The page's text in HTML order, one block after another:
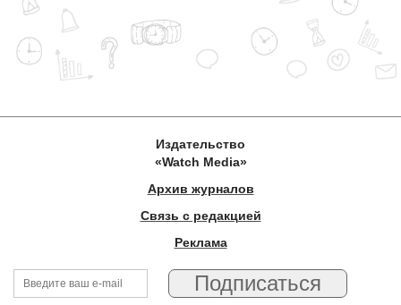
Издательство
«Watch Media»
Архив журналов
Связь с редакцией
Реклама